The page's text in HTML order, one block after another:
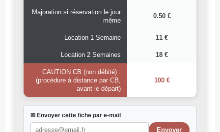
Majoration si réservation le jour
même
0.50 €
Location 1 Semaine 11 €
Location 2 Semaines 18 €
CAUTION CB (non débité) :
(procédure à distance par CB,
avant le départ)
100 €
✉ Envoyer cette fiche par e-mail